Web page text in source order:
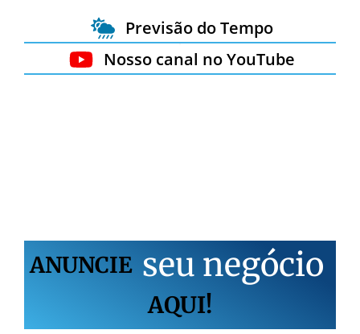
Previsão do Tempo
Nosso canal no YouTube
ANUNCIE seu negócio
AQUI!